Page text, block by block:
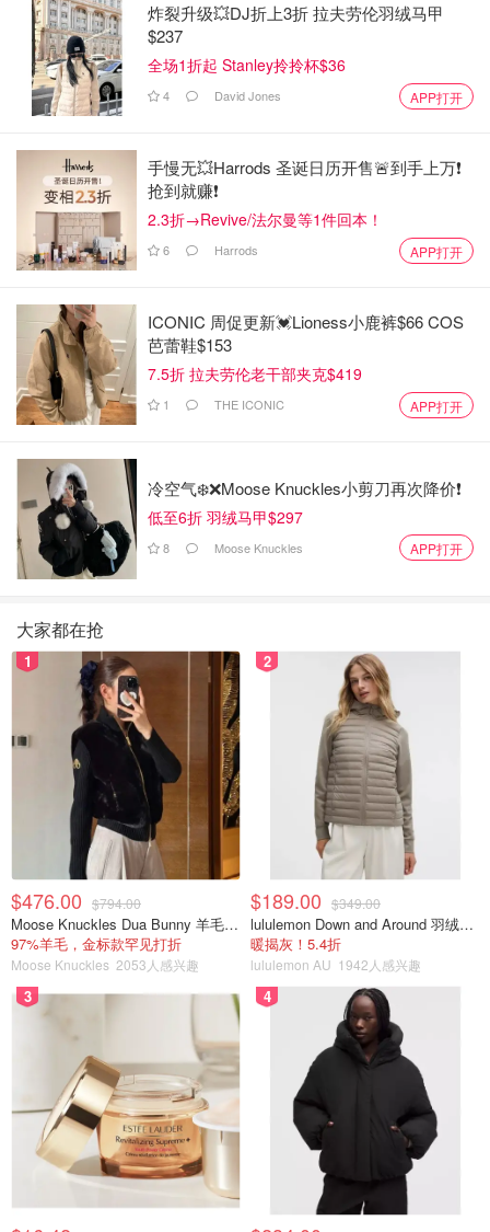
炸裂升级💥DJ折上3折 拉夫劳伦羽绒马甲
$237
全场1折起 Stanley拎拎杯$36
4 David Jones APP打开
手慢无💥Harrods 圣诞日历开售🚨到手上万❗️
抢到就赚❗️
2.3折→Revive/法尔曼等1件回本！
6 Harrods APP打开
ICONIC 周促更新💓Lioness小鹿裤$66 COS
芭蕾鞋$153
7.5折 拉夫劳伦老干部夹克$419
1 THE ICONIC APP打开
冷空气❄️❌️Moose Knuckles小剪刀再次降价❗️
低至6折 羽绒马甲$297
8 Moose Knuckles APP打开
大家都在抢
1
$476.00 $794.00
Moose Knuckles Dua Bunny 羊毛混纺针织夹克
97%羊毛，金标款罕见打折
Moose Knuckles 2053人感兴趣
2
$189.00 $349.00
lululemon Down and Around 羽绒夹克
暖揭灰！5.4折
lululemon AU 1942人感兴趣
3 4